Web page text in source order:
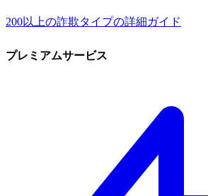
200以上の詐欺タイプの詳細ガイド
プレミアムサービス